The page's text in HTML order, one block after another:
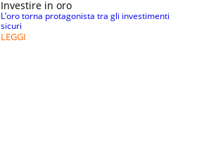
Investire in oro
L’oro torna protagonista tra gli investimenti
sicuri
LEGGI